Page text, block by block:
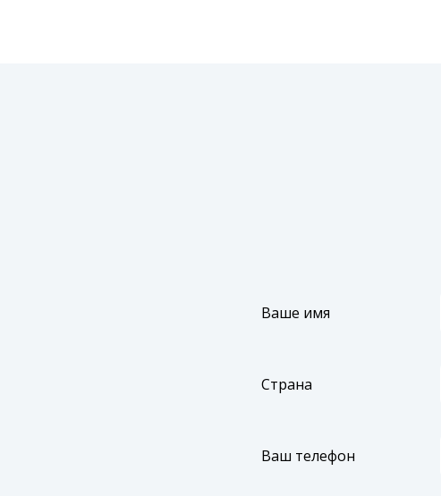
Ваше имя
Страна
Ваш телефон